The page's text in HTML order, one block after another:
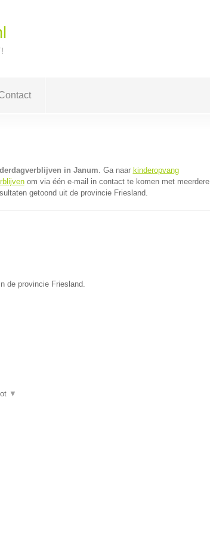
in Janum. Ga naar kinderopvang
om via één e-mail in contact te komen met meerdere
getoond uit de provincie Friesland.
de provincie Friesland.
▼